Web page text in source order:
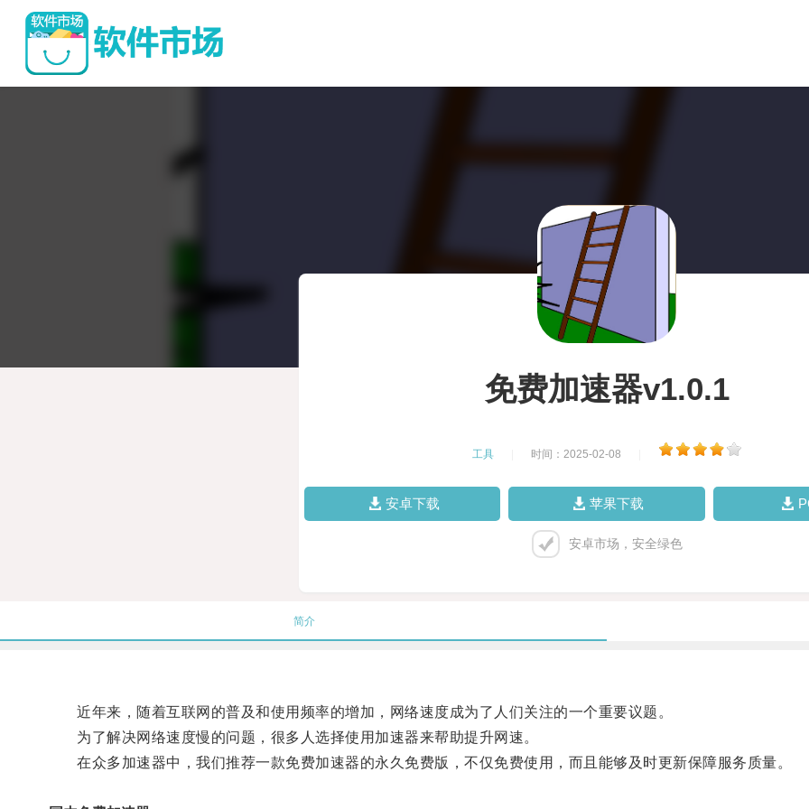
免费加速器v1.0.1
工具 时间：2025-02-08
安卓下载 苹果下载
安卓市场，安全绿色
简介
近年来，随着互联网的普及和使用频率的增加，网络速度成为了人们关注的一个重要议题。
为了解决网络速度慢的问题，很多人选择使用加速器来帮助提升网速。
在众多加速器中，我们推荐一款免费加速器的永久免费版，不仅免费使用，而且能够及时更新保障服务质量。